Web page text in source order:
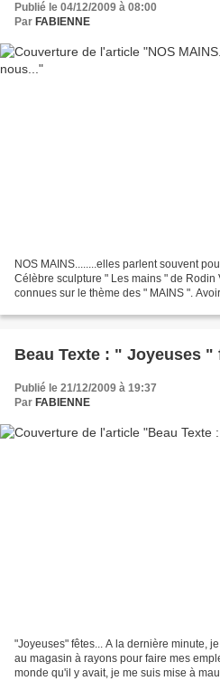
Publié le 04/12/2009 à 08:00
Par FABIENNE
NOS MAINS........elles parlent souvent
Célèbre sculpture " Les mains " de
connues sur le thème des " MAINS ".
Beau Texte : " Joyeuses "
Publié le 21/12/2009 à 19:37
Par FABIENNE
"Joyeuses" fêtes... A la dernière minute,
au magasin à rayons pour faire mes
monde qu'il y avait, je me suis mise à